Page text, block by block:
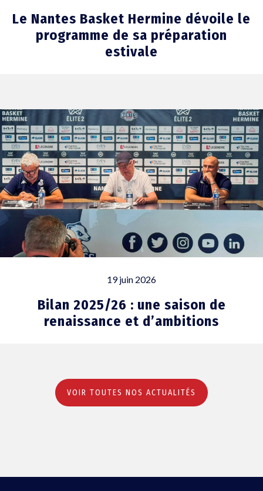
Le Nantes Basket Hermine dévoile le
programme de sa préparation
estivale
19 juin 2026
Bilan 2025/26 : une saison de
renaissance et d’ambitions
VOIR TOUTES NOS ACTUALITÉS